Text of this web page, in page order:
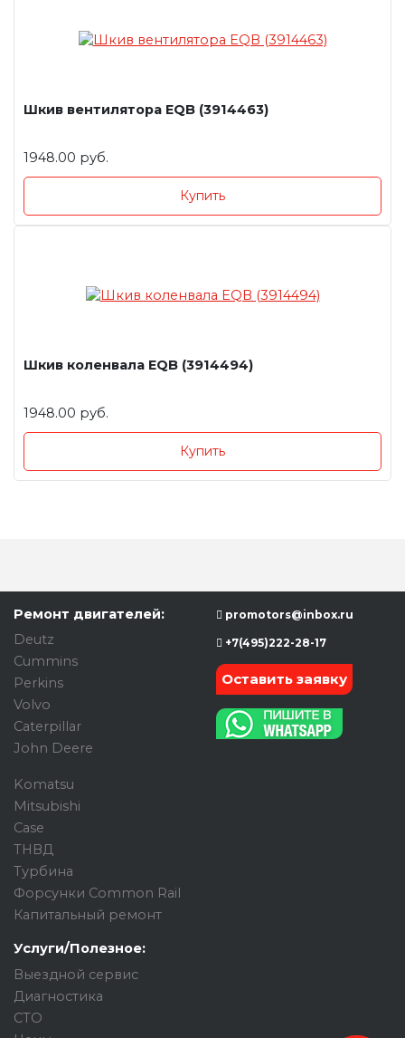
Шкив вентилятора EQB (3914463)
1948.00 руб.
Купить
Шкив коленвала EQB (3914494)
1948.00 руб.
Купить
Ремонт двигателей:
Deutz
Cummins
Perkins
Volvo
Caterpillar
John Deere
Komatsu
Mitsubishi
Case
ТНВД
Турбина
Форсунки Common Rail
Капитальный ремонт
Услуги/Полезное:
Выездной сервис
Диагностика
СТО
promotors@inbox.ru
+7(495)222-28-17
Оставить заявку